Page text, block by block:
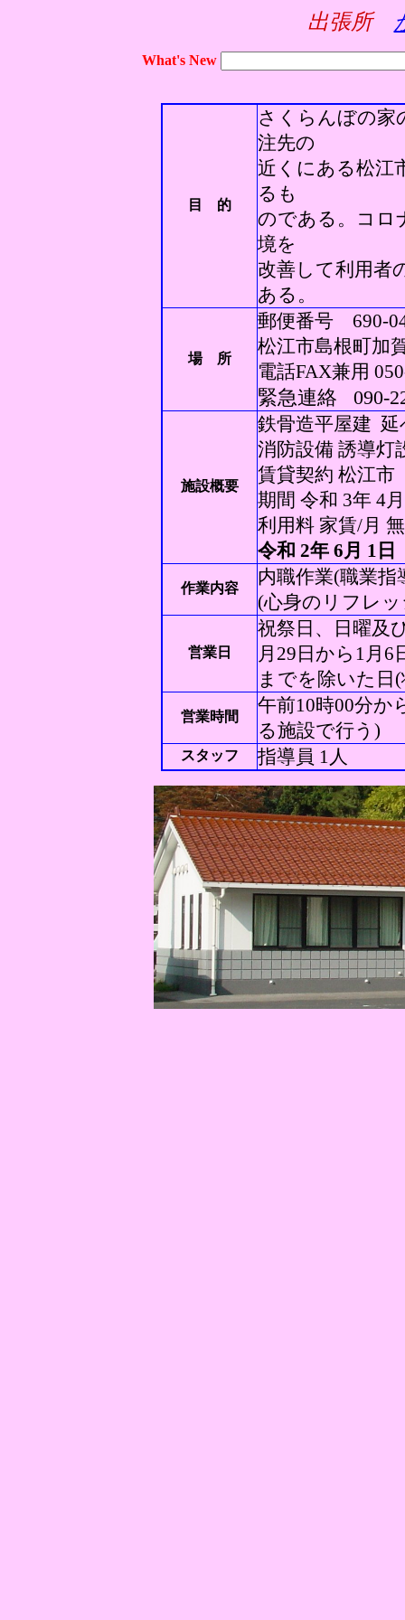
出張所
What's New
目 的
さくらんぼの家
注先の
近くにある松江
るも
のである。コロ
境を
改善して利用者
ある。
場 所
郵便番号 690-
松江市島根町加
電話FAX兼用
緊急連絡 090-
施設概要
鉄骨造平屋建 延
消防設備 誘導
賃貸契約 松江市
期間 令和 3年 4
利用料 家賃/月
令和 2年 6月 1
作業内容
内職作業(職業
(心身のリフレ
営業日
祝祭日、日曜及
月29日から1月6
までを除いた日
営業時間
午前10時00分か
る施設で行う)
スタッフ 指導員 1人